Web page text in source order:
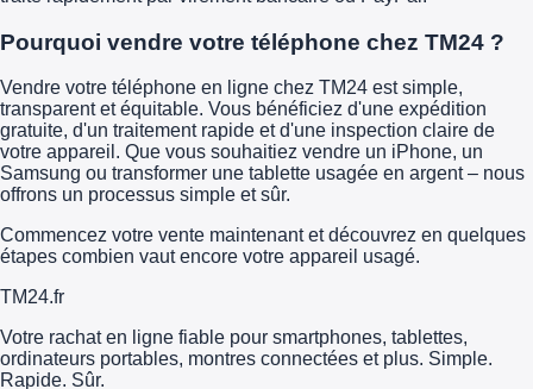
Pourquoi vendre votre téléphone chez TM24 ?
Vendre votre téléphone en ligne chez TM24 est simple,
transparent et équitable. Vous bénéficiez d'une expédition
gratuite, d'un traitement rapide et d'une inspection claire de
votre appareil. Que vous souhaitiez vendre un iPhone, un
Samsung ou transformer une tablette usagée en argent – nous
offrons un processus simple et sûr.
Commencez votre vente maintenant et découvrez en quelques
étapes combien vaut encore votre appareil usagé.
TM24.fr
Votre rachat en ligne fiable pour smartphones, tablettes,
ordinateurs portables, montres connectées et plus. Simple.
Rapide. Sûr.